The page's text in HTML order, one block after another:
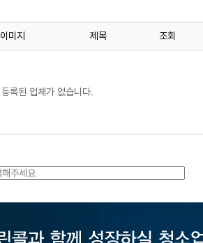
이미지 제목 조회
등록된 업체가 없습니다.